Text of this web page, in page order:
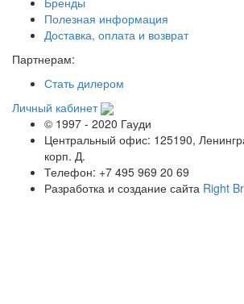
Полезная информация
Доставка, оплата и возврат
Партнерам:
Стать дилером
Личный кабинет
© 1997 - 2020 Гауди
Центральный офис: 125190,
корп. Д.
Телефон: +7 495 969 20 69
Разработка и создание сайта Right